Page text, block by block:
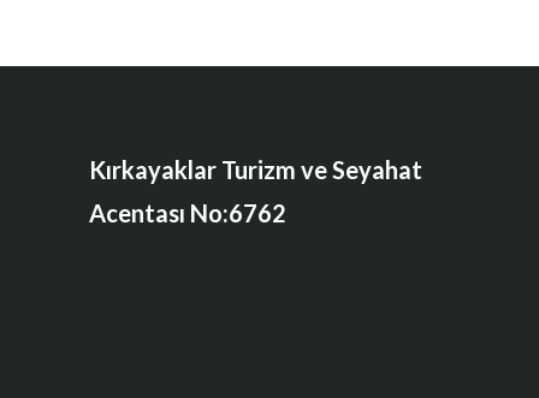
Kırkayaklar Turizm ve Seyahat
Acentası No:6762